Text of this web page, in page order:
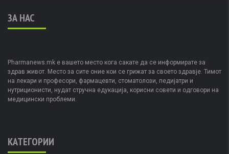
ЗА НАС
Pharmanews.mk е вашето место кога сакате да се информирате за
здрав живот. Место за сите оние кои се грижат за своето здравје. Тимот
на лекари и професори, фармацевти, стоматолози, педијатри и
нутриционисти, нудат стручна едукација, корисни совети и одговори на
медицински проблеми.
КАТЕГОРИИ